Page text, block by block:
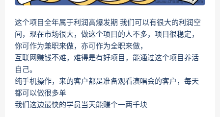
这个项目全年属于利润高爆发期 我们可以有很大的利润空
间，现在市场很大，做这个项目的人不多，项目很稳定，
你可作为兼职来做，亦可作为全职来做，
互联网赚钱不难，难得是有好项目，能通过这个项目养活
自己。
纯手机操作，来的客户都是准备观看演唱会的客户，每天
都可以做很多单
我们这边最快的学员当天能赚个一两千块